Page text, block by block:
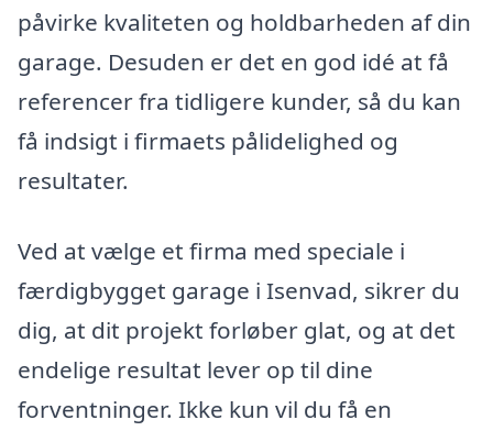
påvirke kvaliteten og holdbarheden af din
garage. Desuden er det en god idé at få
referencer fra tidligere kunder, så du kan
få indsigt i firmaets pålidelighed og
resultater.
Ved at vælge et firma med speciale i
færdigbygget garage i Isenvad, sikrer du
dig, at dit projekt forløber glat, og at det
endelige resultat lever op til dine
forventninger. Ikke kun vil du få en